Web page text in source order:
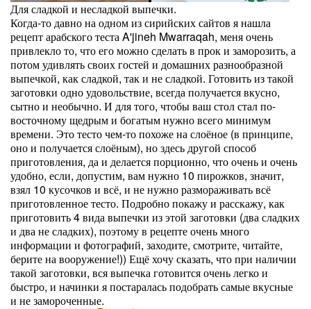
Для сладкой и несладкой выпечки.
Когда-то давно на одном из сирийских сайтов я нашла
рецепт арабского теста A'jineh Mwarraqah, меня очень
привлекло то, что его можно сделать в прок и заморозить, а
потом удивлять своих гостей и домашних разнообразной
выпечкой, как сладкой, так и не сладкой. Готовить из такой
заготовки одно удовольствие, всегда получается вкусно,
сытно и необычно. И для того, чтобы ваш стол стал по-
восточному щедрым и богатым нужно всего минимум
времени. Это тесто чем-то похоже на слоёное (в принципе,
оно и получается слоёным), но здесь другой способ
приготовления, да и делается порционно, что очень и очень
удобно, если, допустим, вам нужно 10 пирожков, значит,
взял 10 кусочков и всё, и не нужно размораживать всё
приготовленное тесто. Подробно покажу и расскажу, как
приготовить 4 вида выпечки из этой заготовки (два сладких
и два не сладких), поэтому в рецепте очень много
информации и фотографий, заходите, смотрите, читайте,
берите на вооружение!)) Ещё хочу сказать, что при наличии
такой заготовки, вся выпечка готовится очень легко и
быстро, и начинки я постаралась подобрать самые вкусные
и не замороченные.